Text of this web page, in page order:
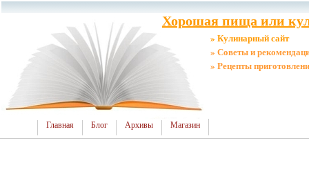
Хорошая пища или
» Кулинарный сайт
» Советы и
» Рецепты
Главная Блог Архивы Магазин